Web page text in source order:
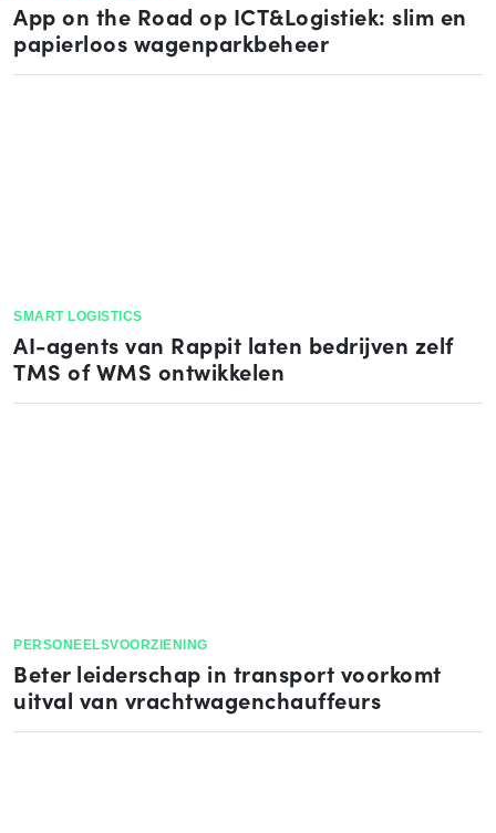
App on the Road op ICT&Logistiek: slim en
papierloos wagenparkbeheer
SMART LOGISTICS
AI-agents van Rappit laten bedrijven zelf
TMS of WMS ontwikkelen
PERSONEELSVOORZIENING
Beter leiderschap in transport voorkomt
uitval van vrachtwagenchauffeurs